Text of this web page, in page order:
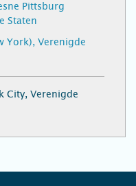
Pittsburg
Staten
York), Verenigde
City, Verenigde